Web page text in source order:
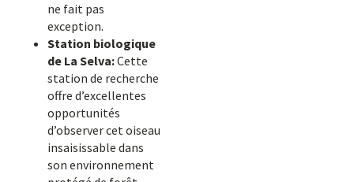
ne fait pas
exception.
Station biologique
de La Selva:Cette
station de recherche
offre d’excellentes
opportunités
d’observer cet oiseau
insaisissable dans
son environnement